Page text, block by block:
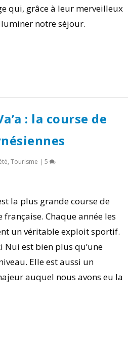
qui, grâce à leur merveilleux
notre séjour.
: la course de
, Tourisme | 5
la plus grande course de
Chaque année les
un véritable exploit sportif.
Nui est bien plus qu’une
Elle est aussi un
auquel nous avons eu la